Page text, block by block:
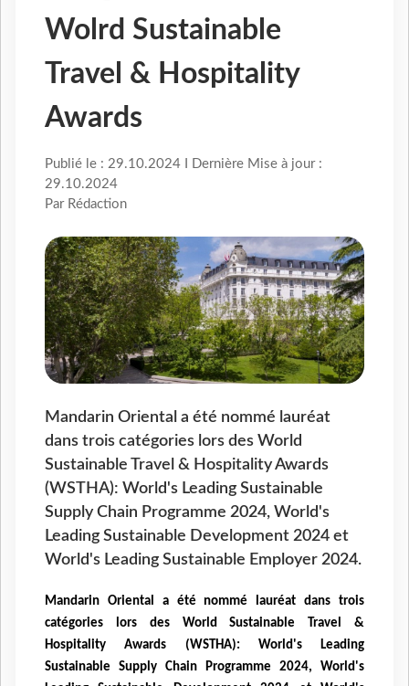
Wolrd Sustainable
Travel & Hospitality
Awards
Publié le : 29.10.2024 I Dernière Mise à jour :
29.10.2024
Par Rédaction
Mandarin Oriental a été nommé lauréat
dans trois catégories lors des World
Sustainable Travel & Hospitality Awards
(WSTHA): World's Leading Sustainable
Supply Chain Programme 2024, World's
Leading Sustainable Development 2024 et
World's Leading Sustainable Employer 2024.
Mandarin Oriental a été nommé lauréat dans trois
catégories lors des World Sustainable Travel &
Hospitality Awards (WSTHA): World's Leading
Sustainable Supply Chain Programme 2024, World's